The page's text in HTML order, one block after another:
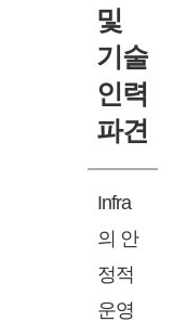
및
기술
인력
파견
Infra
의 안
정적
운영